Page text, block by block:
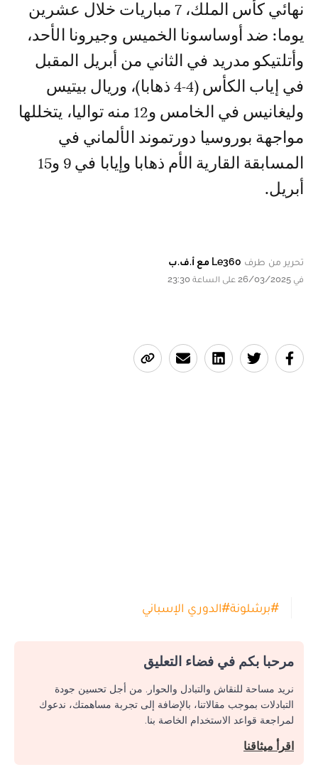
نهائي كأس الملك، 7 مباريات خلال عشرين
يوما: ضد أوساسونا الخميس وجيرونا الأحد،
وأتلتيكو مدريد في الثاني من أبريل المقبل
في إياب الكأس (4-4 ذهابا)، وريال بيتيس
وليغانيس في الخامس و12 منه تواليا، يتخللها
مواجهة بوروسيا دورتموند الألماني في
المسابقة القارية الأم ذهابا وإيابا في 9 و15
أبريل.
تحرير من طرف Le360 مع أ.ف.ب
في 26/03/2025 على الساعة 23:30
#برشلونة#الدوري الإسباني
مرحبا بكم في فضاء التعليق
نريد مساحة للنقاش والتبادل والحوار. من أجل تحسين جودة
التبادلات بموجب مقالاتنا، بالإضافة إلى تجربة مساهمتك، ندعوك
لمراجعة قواعد الاستخدام الخاصة بنا.
اقرأ ميثاقنا